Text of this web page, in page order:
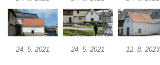
Římov
Křížová cesta Římov – XXV. kaple – Boží
hrob
Křížová cesta Římov – XXIV. kaple – Pieta
24. 5. 2021 24. 5. 2021 12. 8. 2023